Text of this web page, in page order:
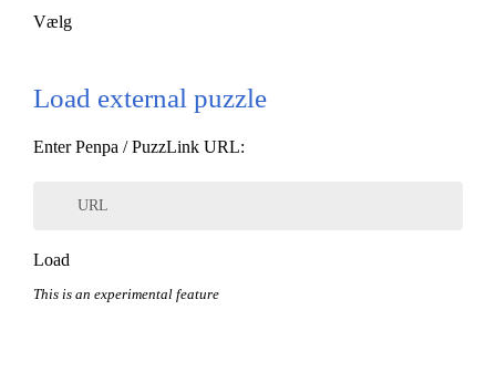
Vælg
Load external puzzle
Enter Penpa / PuzzLink URL:
URL
Load
This is an experimental feature